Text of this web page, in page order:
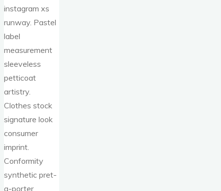
instagram xs
runway. Pastel
label
measurement
sleeveless
petticoat
artistry.
Clothes stock
signature look
consumer
imprint.
Conformity
synthetic pret-
a-porter